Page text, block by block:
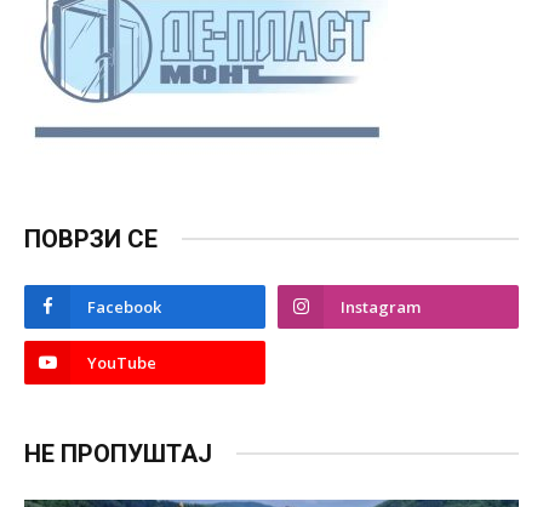
ПОВРЗИ СЕ
Facebook Instagram
YouTube
НЕ ПРОПУШТАЈ